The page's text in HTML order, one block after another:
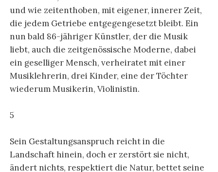
und wie zeitenthoben, mit eigener, innerer Zeit,
die jedem Getriebe entgegengesetzt bleibt. Ein
nun bald 86-jähriger Künstler, der die Musik
liebt, auch die zeitgenössische Moderne, dabei
ein geselliger Mensch, verheiratet mit einer
Musiklehrerin, drei Kinder, eine der Töchter
wiederum Musikerin, Violinistin.
5
Sein Gestaltungsanspruch reicht in die
Landschaft hinein, doch er zerstört sie nicht,
ändert nichts, respektiert die Natur, bettet seine